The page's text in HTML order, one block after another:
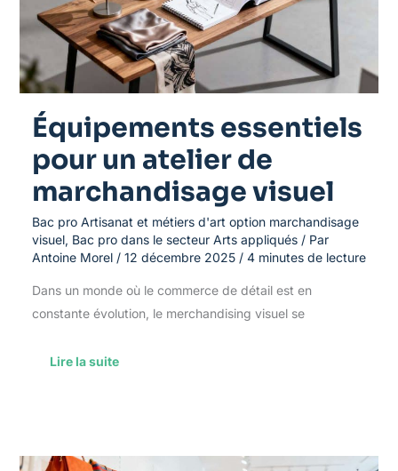
Équipements essentiels
pour un atelier de
marchandisage visuel
Bac pro Artisanat et métiers d'art option marchandisage
visuel, Bac pro dans le secteur Arts appliqués/ Par
Antoine Morel / 12 décembre 2025 / 4 minutes de lecture
Dans un monde où le commerce de détail est en
constante évolution, le merchandising visuel se
marchandisage
visuel
Lire la suite